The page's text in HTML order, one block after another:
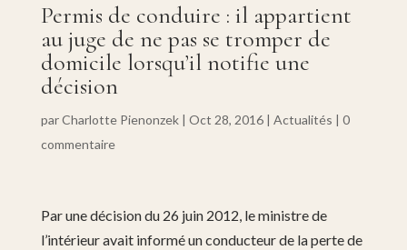
Permis de conduire : il appartient
au juge de ne pas se tromper de
domicile lorsqu’il notifie une
décision
parCharlotte Pienonzek| Oct 28, 2016| Actualités | 0
commentaire
Par une décision du 26 juin 2012, le ministre de
l’intérieur avait informé un conducteur de la perte de